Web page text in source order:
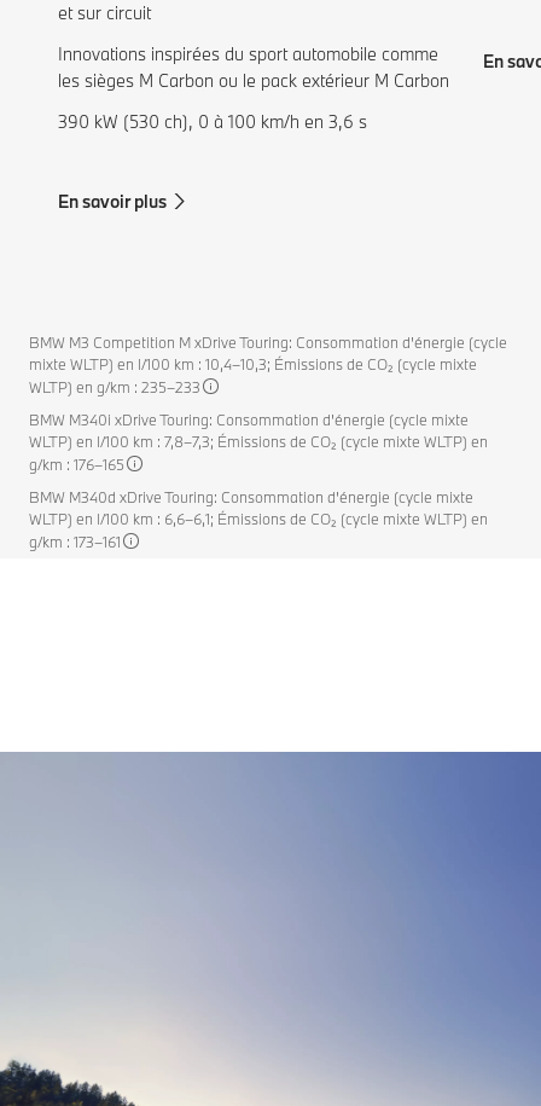
et sur circuit
Innovations inspirées du sport automobile comme
les sièges M Carbon ou le pack extérieur M Carbon
390 kW (530 ch), 0 à 100 km/h en 3,6 s
En savoir plus
En
BMW M3 Competition M xDrive Touring: Consommation d'énergie (cycle
mixte WLTP) en l/100 km : 10,4–10,3; Émissions de CO₂ (cycle mixte
WLTP) en g/km : 235–233
BMW M340i xDrive Touring: Consommation d'énergie (cycle mixte
WLTP) en l/100 km : 7,8–7,3; Émissions de CO₂ (cycle mixte WLTP) en
g/km : 176–165
BMW M340d xDrive Touring: Consommation d'énergie (cycle mixte
WLTP) en l/100 km : 6,6–6,1; Émissions de CO₂ (cycle mixte WLTP) en
g/km : 173–161